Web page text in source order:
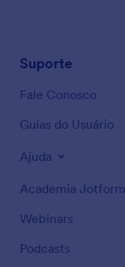
Suporte
Fale Conosco
Guias do Usuário
Ajuda
Academia Jotform
Webinars
Podcasts